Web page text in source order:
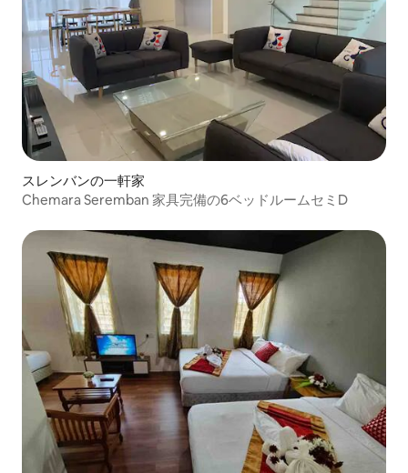
スレンバンの一軒家
Chemara Seremban 家具完備の6ベッドルームセミD